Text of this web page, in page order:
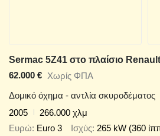
62.000 € Χωρίς ΦΠΑ
Δομικό όχημα - αντλία σκυροδέματος
2005
266.000 χλμ
Ευρώ Euro 3 Ισχύς 265 kW (360